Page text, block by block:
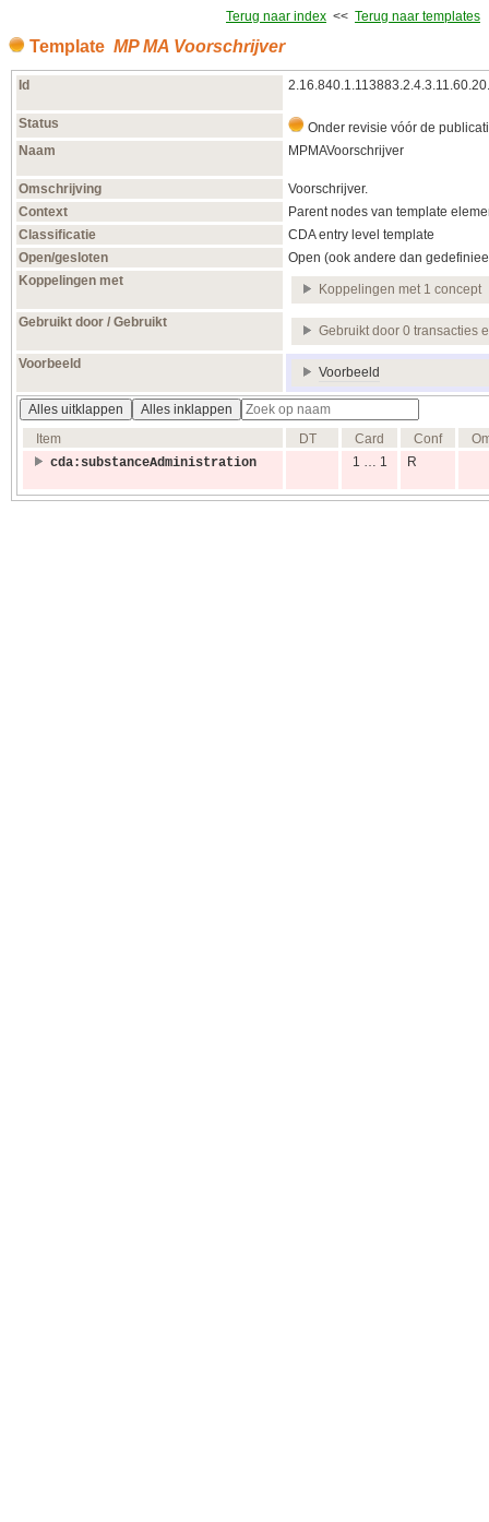
Terug naar index << Terug naar templates
Template MP MA Voorschrijver
Id
Status
Onder revisie vóór de
Naam
MPMAVoorschrijver
Omschrijving
Voorschrijver.
Context
Parent nodes van template
Classificatie
CDA entry level template
Open/gesloten
Open (ook andere dan
Koppelingen met
Koppelingen met 1 concept
Gebruikt door / Gebruikt
Gebruikt door 0 transacties
Voorbeeld
Voorbeeld
Alles uitklappen
Alles inklappen
Item
DT Card Conf
cda:substanceAdministration
1 … 1 R